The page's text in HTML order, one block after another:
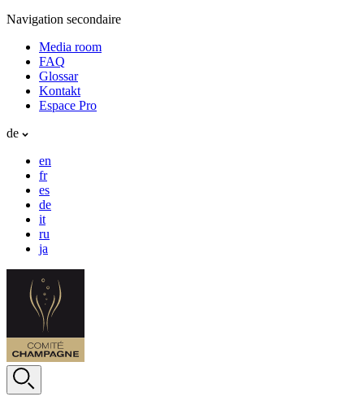
Navigation secondaire
Media room
FAQ
Glossar
Kontakt
Espace Pro
de
en
fr
es
de
it
ru
ja